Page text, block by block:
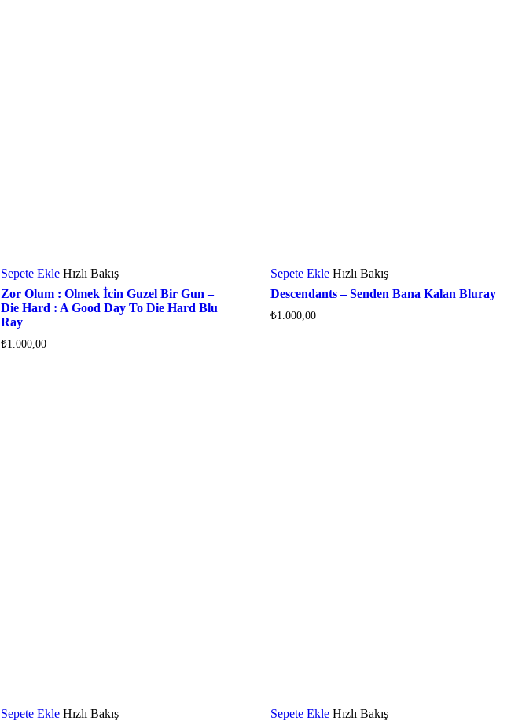
Sepete Ekle Hızlı Bakış
Zor Olum : Olmek İcin Guzel Bir Gun –
Die Hard : A Good Day To Die Hard Blu
Ray
₺1.000,00
Sepete Ekle Hızlı Bakış
Descendants – Senden Bana Kalan Bluray
₺1.000,00
Sepete Ekle Hızlı Bakış
Sepete Ekle Hızlı Bakış